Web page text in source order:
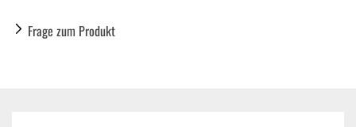
Frage zum Produkt